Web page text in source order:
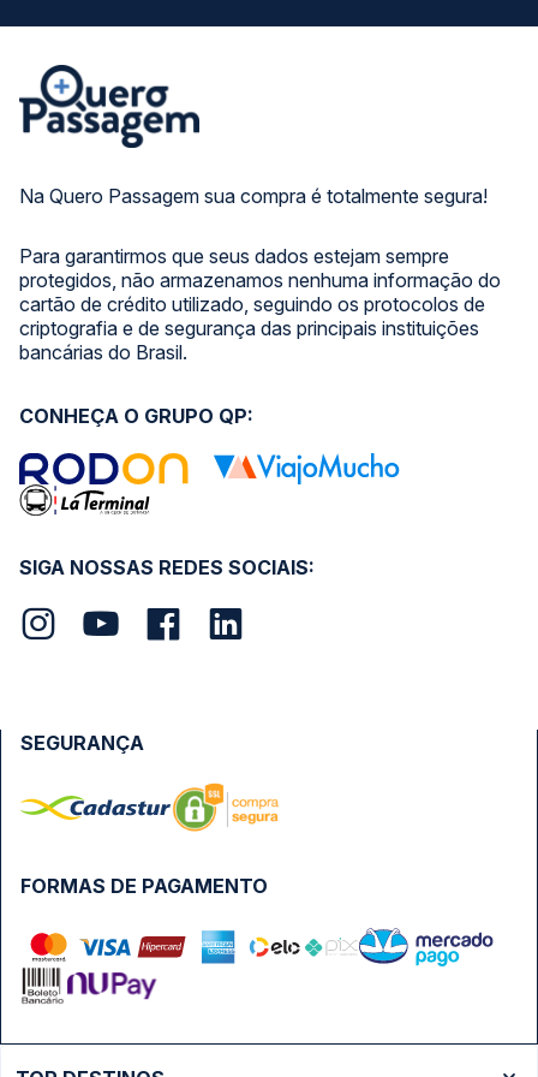
Na Quero Passagem sua compra é totalmente segura!
Para garantirmos que seus dados estejam sempre
protegidos, não armazenamos nenhuma informação do
cartão de crédito utilizado, seguindo os protocolos de
criptografia e de segurança das principais instituições
bancárias do Brasil.
SIGA NOSSAS REDES SOCIAIS:
CONHEÇA O GRUPO QP:
FORMAS DE PAGAMENTO
SEGURANÇA